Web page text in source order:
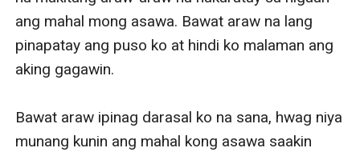
ang mahal mong asawa. Bawat araw na lang
pinapatay ang puso ko at hindi ko malaman ang
aking gagawin.
Bawat araw ipinag darasal ko na sana, hwag niya
munang kunin ang mahal kong asawa saakin